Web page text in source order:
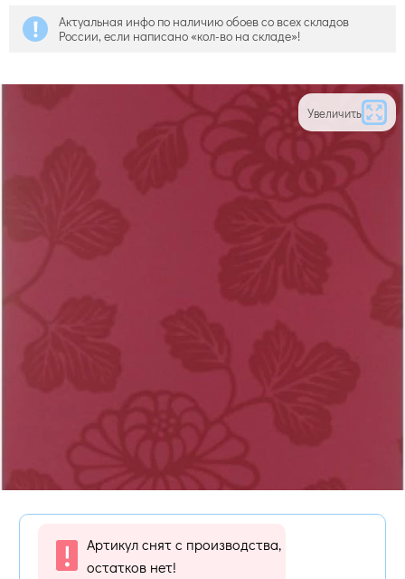
Актуальная инфо по наличию обоев со всех складов
России, если написано «кол-во на складе»!
Увеличить
Артикул снят с производства,
остатков нет!